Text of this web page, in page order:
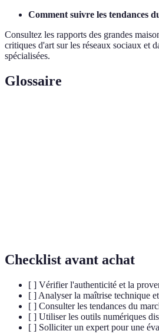
Comment suivre les tendances
Consultez les rapports des grandes
critiques d'art sur les réseaux sociaux et
spécialisées.
Glossaire
Checklist avant achat
[ ] Vérifier l'authenticité et la
[ ] Analyser la maîtrise technique
[ ] Consulter les tendances du
[ ] Utiliser les outils numériques
[ ] Solliciter un expert pour une